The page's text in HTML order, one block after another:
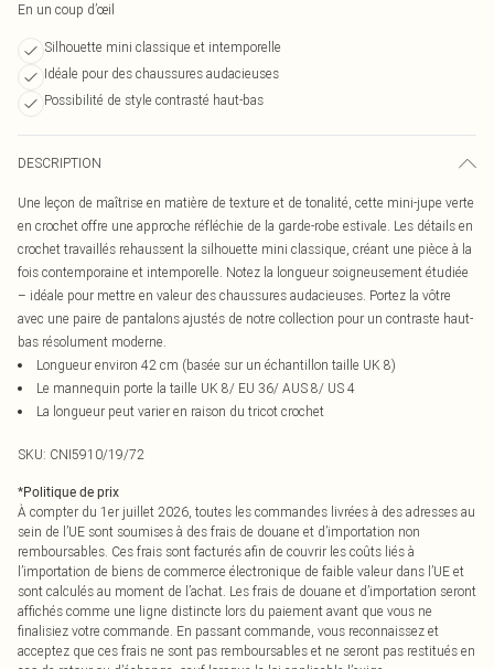
En un coup d’œil
Silhouette mini classique et intemporelle
Idéale pour des chaussures audacieuses
Possibilité de style contrasté haut-bas
DESCRIPTION
Une leçon de maîtrise en matière de texture et de tonalité, cette mini-jupe verte
en crochet offre une approche réfléchie de la garde-robe estivale. Les détails en
crochet travaillés rehaussent la silhouette mini classique, créant une pièce à la
fois contemporaine et intemporelle. Notez la longueur soigneusement étudiée
– idéale pour mettre en valeur des chaussures audacieuses. Portez la vôtre
avec une paire de pantalons ajustés de notre collection pour un contraste haut-
bas résolument moderne.
Longueur environ 42 cm (basée sur un échantillon taille UK 8)
Le mannequin porte la taille UK 8/ EU 36/ AUS 8/ US 4
La longueur peut varier en raison du tricot crochet
SKU: CNI5910/19/72
*Politique de prix
À compter du 1er juillet 2026, toutes les commandes livrées à des adresses au
sein de l’UE sont soumises à des frais de douane et d’importation non
remboursables. Ces frais sont facturés afin de couvrir les coûts liés à
l’importation de biens de commerce électronique de faible valeur dans l’UE et
sont calculés au moment de l’achat. Les frais de douane et d’importation seront
affichés comme une ligne distincte lors du paiement avant que vous ne
finalisiez votre commande. En passant commande, vous reconnaissez et
acceptez que ces frais ne sont pas remboursables et ne seront pas restitués en